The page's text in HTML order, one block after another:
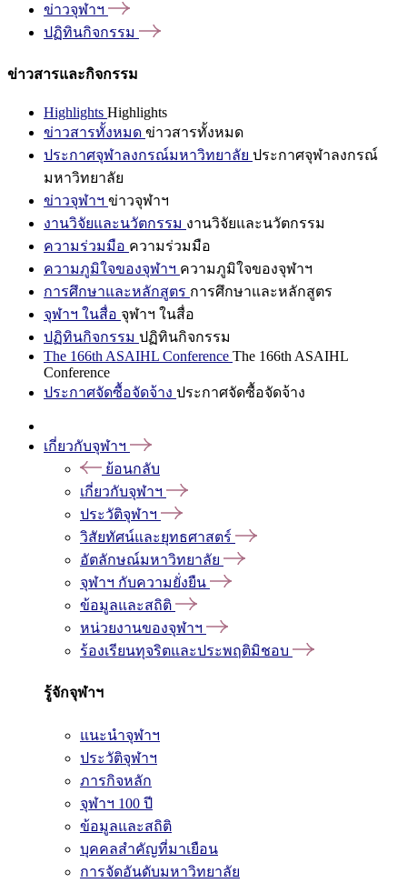
ข่าวจุฬาฯ
ปฏิทินกิจกรรม
ข่าวสารและกิจกรรม
Highlights Highlights
ข่าวสารทั้งหมด ข่าวสารทั้งหมด
ประกาศจุฬาลงกรณ์มหาวิทยาลัย ประกาศจุฬาลงกรณ์
มหาวิทยาลัย
ข่าวจุฬาฯ ข่าวจุฬาฯ
งานวิจัยและนวัตกรรม งานวิจัยและนวัตกรรม
ความร่วมมือ ความร่วมมือ
ความภูมิใจของจุฬาฯ ความภูมิใจของจุฬาฯ
การศึกษาและหลักสูตร การศึกษาและหลักสูตร
จุฬาฯ ในสื่อ จุฬาฯ ในสื่อ
ปฏิทินกิจกรรม ปฏิทินกิจกรรม
The 166th ASAIHL Conference The 166th ASAIHL
Conference
ประกาศจัดซื้อจัดจ้าง ประกาศจัดซื้อจัดจ้าง
เกี่ยวกับจุฬาฯ
ย้อนกลับ
เกี่ยวกับจุฬาฯ
ประวัติจุฬาฯ
วิสัยทัศน์และยุทธศาสตร์
อัตลักษณ์มหาวิทยาลัย
จุฬาฯ กับความยั่งยืน
ข้อมูลและสถิติ
หน่วยงานของจุฬาฯ
ร้องเรียนทุจริตและประพฤติมิชอบ
รู้จักจุฬาฯ
แนะนำจุฬาฯ
ประวัติจุฬาฯ
ภารกิจหลัก
จุฬาฯ 100 ปี
ข้อมูลและสถิติ
บุคคลสำคัญที่มาเยือน
การจัดอันดับมหาวิทยาลัย